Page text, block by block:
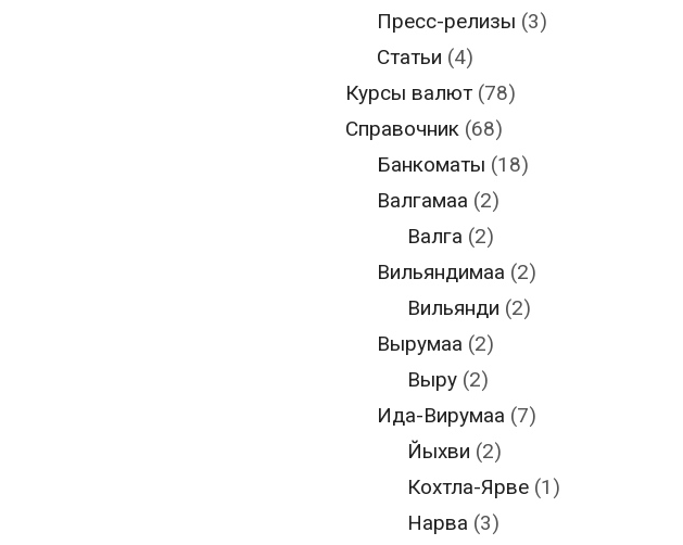
Пресс-релизы (3)
Статьи (4)
Курсы валют (78)
Справочник (68)
Банкоматы (18)
Валгамаа (2)
Валга (2)
Вильяндимаа (2)
Вильянди (2)
Вырумаа (2)
Выру (2)
Ида-Вирумаа (7)
Йыхви (2)
Кохтла-Ярве (1)
Нарва (3)